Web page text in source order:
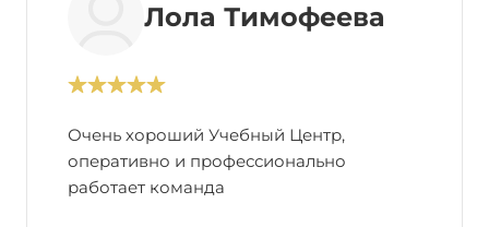
Лола Тимофеева
Очень хороший Учебный Центр,
оперативно и профессионально
работает команда